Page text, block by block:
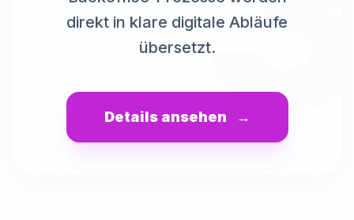
direkt in klare digitale Abläufe
übersetzt.
Details ansehen →